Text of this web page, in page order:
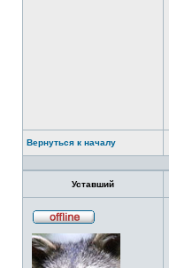
Вернуться к началу
Уставший
в
сети